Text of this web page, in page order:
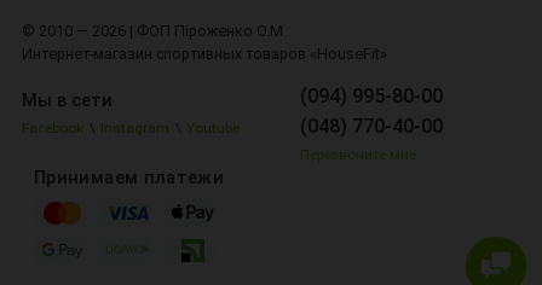
© 2010 — 2026 | ФОП Піроженко О.М.
Интернет-магазин спортивных товаров «HouseFit»
(094) 995-80-00
(048) 770-40-00
Перезвоните мне
Мы в сети
Facebook \ Instagram \ Youtube
Принимаем платежи